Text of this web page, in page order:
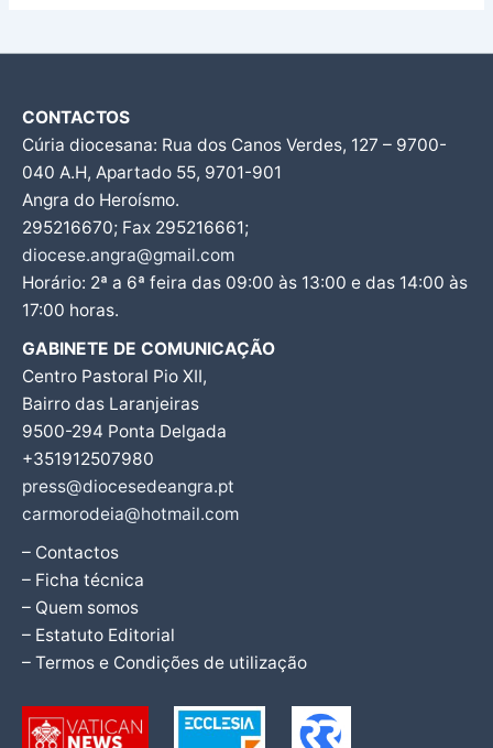
CONTACTOS
Cúria diocesana: Rua dos Canos Verdes, 127 – 9700-
040 A.H, Apartado 55, 9701-901
Angra do Heroísmo.
295216670; Fax 295216661;
diocese.angra@gmail.com
Horário: 2ª a 6ª feira das 09:00 às 13:00 e das 14:00 às
17:00 horas.
GABINETE DE COMUNICAÇÃO
Centro Pastoral Pio XII,
Bairro das Laranjeiras
9500-294 Ponta Delgada
+351912507980
press@diocesedeangra.pt
carmorodeia@hotmail.com
– Contactos
– Ficha técnica
– Quem somos
– Estatuto Editorial
– Termos e Condições de utilização